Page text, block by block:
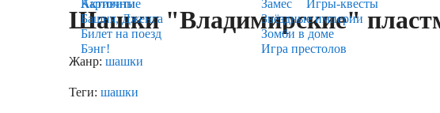
Карточные
Игры-квесты
Активити
Башня, Дженга
Билет на поезд
Бэнг!
Замес
Звёздные империи
Зомби в доме
Игра престолов
Шашки "Владимирские"
Жанр: шашки
Теги: шашки